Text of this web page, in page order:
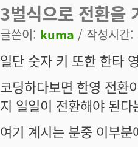
3벌식으로 전환을
글쓴이: kuma / 작성시간
일단 숫자 키 또한 한타
코딩하다보면 한영 전환
지 일일이 전환해야 된
여기 계시는 분중 이부